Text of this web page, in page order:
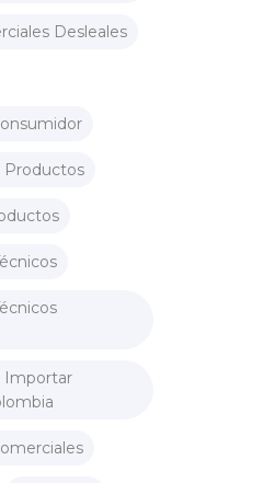
Desleales
Productos
Importar